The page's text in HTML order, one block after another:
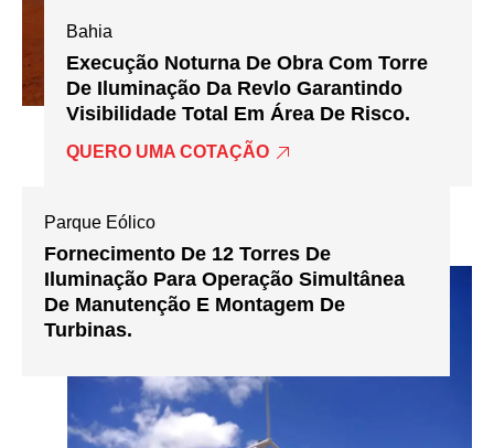
Bahia
Execução Noturna De Obra Com Torre
De Iluminação Da Revlo Garantindo
Visibilidade Total Em Área De Risco.
QUERO UMA COTAÇÃO
Parque Eólico
Fornecimento De 12 Torres De
Iluminação Para Operação Simultânea
De Manutenção E Montagem De
Turbinas.